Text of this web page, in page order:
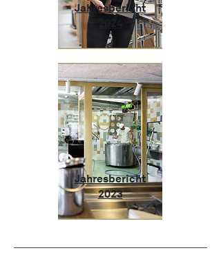
Jahresbericht
Jahresbericht
2023